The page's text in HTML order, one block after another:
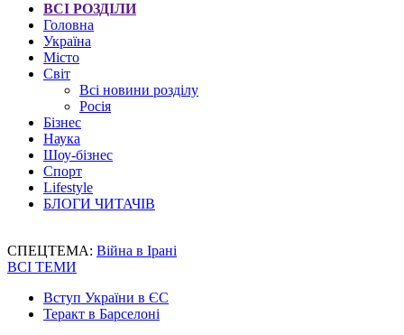
ВСІ РОЗДІЛИ
Головна
Україна
Місто
Світ
Всі новини розділу
Росія
Бізнес
Наука
Шоу-бізнес
Спорт
Lifestyle
БЛОГИ ЧИТАЧІВ
СПЕЦТЕМА: Війна в Ірані
ВСІ ТЕМИ
Вступ України в ЄС
Теракт в Барселоні